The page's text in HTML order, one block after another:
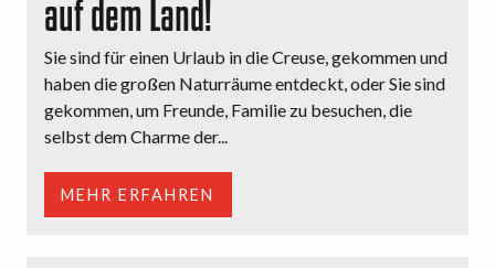
auf dem Land!
Sie sind für einen Urlaub in die Creuse, gekommen und
haben die großen Naturräume entdeckt, oder Sie sind
gekommen, um Freunde, Familie zu besuchen, die
selbst dem Charme der...
MEHR ERFAHREN